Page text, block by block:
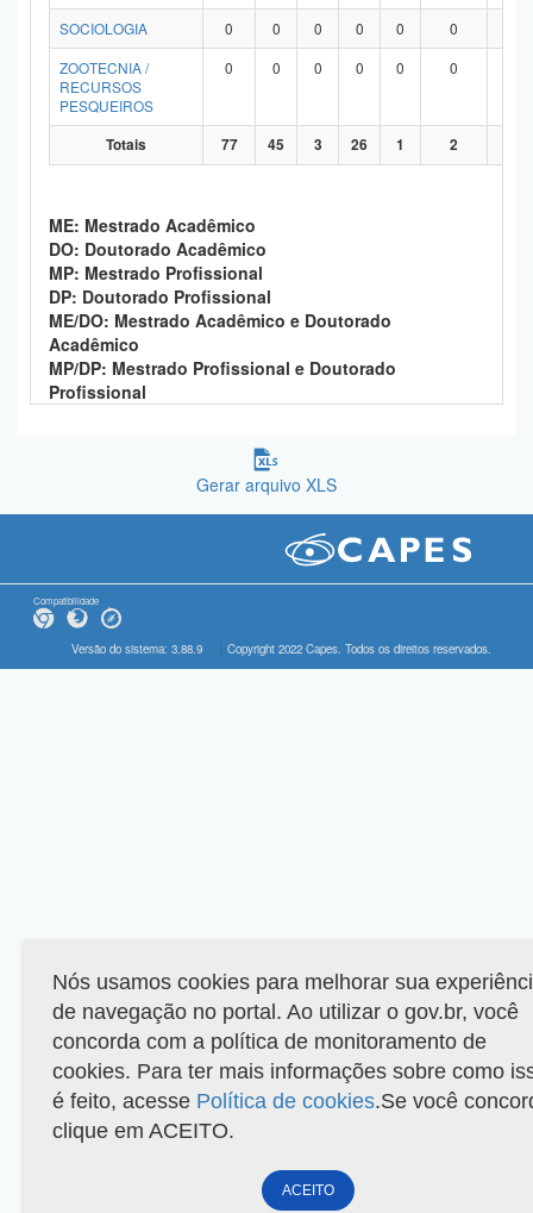
SOCIOLOGIA
0 0 0 0 0 0
ZOOTECNIA /
RECURSOS
PESQUEIROS
0 0 0 0 0 0
Totais 77 45 3 26 1 2
ME: Mestrado Acadêmico
DO: Doutorado Acadêmico
MP: Mestrado Profissional
DP: Doutorado Profissional
ME/DO: Mestrado Acadêmico e Doutorado
Acadêmico
MP/DP: Mestrado Profissional e Doutorado
Profissional
Gerar arquivo XLS
Compatibilidade
Versão do sistema: 3.88.9 Copyright 2022 Capes. Todos os direitos reservados.
Nós usamos cookies para melhorar sua
de navegação no portal. Ao utilizar o gov.br, você
concorda com a política de monitoramento de
cookies. Para ter mais informações sobre como
é feito, acesse Política de cookies.Se você
clique em ACEITO.
ACEITO